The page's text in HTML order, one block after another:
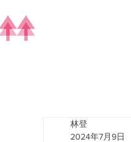
林登
2024年7月9日